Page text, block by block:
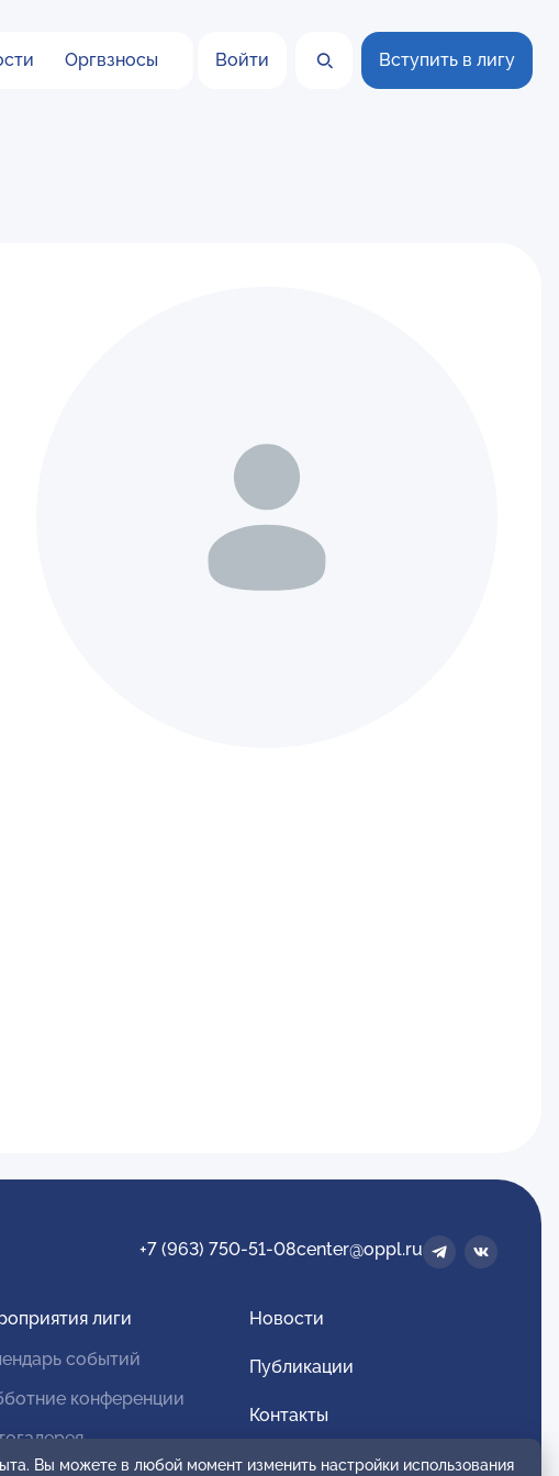
Оргвзносы Войти Вступить в лигу
+7 (963) 750-51-08center@oppl.ru
лиги
событий
конференции
Новости
Публикации
Контакты
Для спонсоров и партнеров
Вы можете в любой момент изменить настройки использования